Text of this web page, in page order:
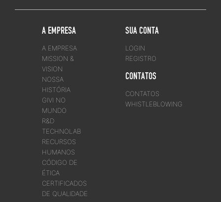
A EMPRESA
A EMPRESA
MISSION &
VISION
NOSSA
HISTÓRIA
GIVI NO
MUNDO
R&D
TECHNOLAB
RECURSOS
HUMANOS
CÓDIGO DE
ÉTICA
CERTIFICADOS
DE QUALIDADE
SUA CONTA
LOGIN
REGISTRO
CONTATOS
CONTATOS
WHISTLEBLOWING